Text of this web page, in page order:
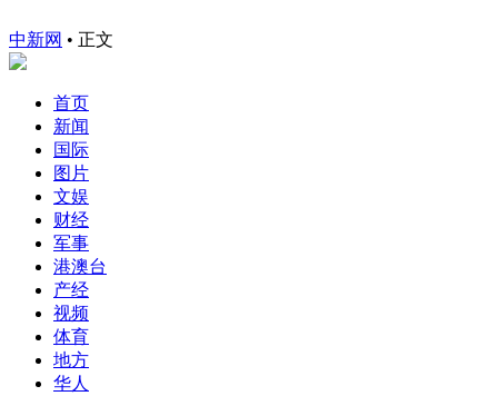
中新网 • 正文
首页
新闻
国际
图片
文娱
财经
军事
港澳台
产经
视频
体育
地方
华人